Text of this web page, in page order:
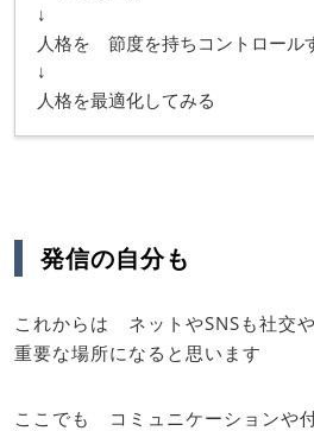
↓
人格を 節度を持ちコントロール
↓
人格を最適化してみる
発信の自分も
これからは ネットやSNSも社交
重要な場所になると思います
ここでも コミュニケーションや